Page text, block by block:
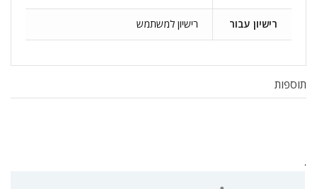
רישיון עבור רישיון למשתמש
תוספות
.